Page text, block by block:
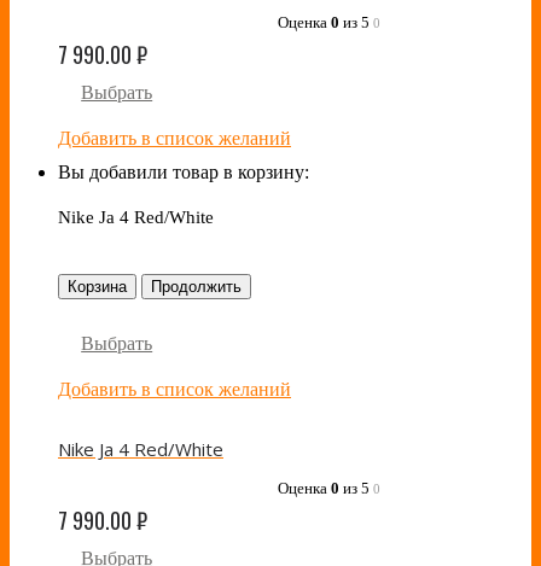
Оценка 0 из 5 0
7 990.00₽
Выбрать
Добавить в список желаний
Вы добавили товар в корзину:
Nike Ja 4 Red/White
Корзина Продолжить
Выбрать
Добавить в список желаний
Nike Ja 4 Red/White
Оценка 0 из 5 0
7 990.00₽
Выбрать